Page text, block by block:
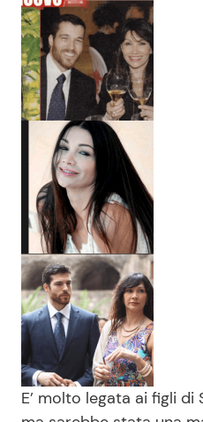
E’ molto legata ai figli di